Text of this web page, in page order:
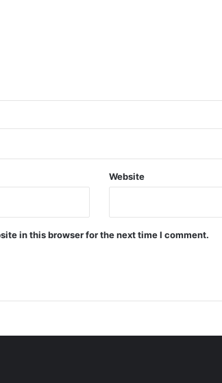
Website
in this browser for the next time I comment.